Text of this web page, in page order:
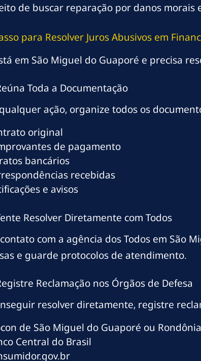
de buscar reparação por danos morais
para Resolver Juros Abusivos em
em São Miguel do Guaporé e precisa
Toda a Documentação
ação, organize todos os
original
de pagamento
bancários
recebidas
e avisos
Resolver Diretamente com Todos
com a agência dos Todos em São
e guarde protocolos de atendimento.
Reclamação nos Órgãos de Defesa
resolver diretamente, registre
de São Miguel do Guaporé ou Rondônia
Central do Brasil